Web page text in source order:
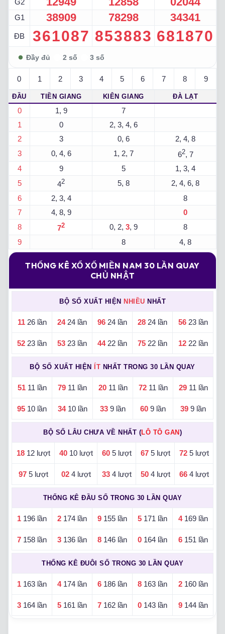
G2
G1 38909 78298 34341
ĐB 361087 853883 681870
0 1 2 3 4 5 6 7 8 9
ĐẦU TIỀN GIANG KIÊN GIANG ĐÀ LẠT
0 1, 9
7
1
0
2, 3, 4, 6
2
3 0, 6
2, 4, 8
3
0, 4, 6 1, 2, 7 62, 7
4
9 5
1, 3, 4
5
42 5, 8
2, 4, 6, 8
6
2, 3, 4
8
7
4, 8, 9
0
8
72 0, 2, 3, 9
8
9
8 4, 8
THỐNG KÊ XỔ XỐ MIỀN NAM 30 LẦN QUAY
CHỦ NHẬT
BỘ SỐ XUẤT HIỆN NHIỀU NHẤT
11 26 lần 24 24 lần 96 24 lần 28 24 lần 56 23 lần
52 23 lần 53 23 lần 44 22 lần 75 22 lần 12 22 lần
BỘ SỐ XUẤT HIỆN ÍT NHẤT TRONG 30 LẦN QUAY
51 11 lần 79 11 lần 20 11 lần 72 11 lần 29 11 lần
95 10 lần 34 10 lần 33 9 lần 60 9 lần 39 9 lần
BỘ SỐ LÂU CHƯA VỀ NHẤT (LÔ TÔ GAN )
18 12 lượt 40 10 lượt 60 5 lượt 67 5 lượt 72 5 lượt
97 5 lượt 02 4 lượt 33 4 lượt 50 4 lượt 66 4 lượt
THỐNG KÊ ĐẦU SỐ TRONG 30 LẦN QUAY
1 196 lần 2 174 lần 9 155 lần 5 171 lần 4 169 lần
7 158 lần 3 136 lần 8 146 lần 0 164 lần 6 151 lần
THỐNG KÊ ĐUÔI SỐ TRONG 30 LẦN QUAY
1 163 lần 4 174 lần 6 186 lần 8 163 lần 2 160 lần
3 164 lần 5 161 lần 7 162 lần 0 143 lần 9 144 lần